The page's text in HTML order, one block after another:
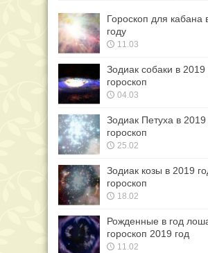
Гороскоп для кабана
году
11.03
Зодиак собаки в 2019
гороскоп
04.03
Зодиак Петуха в 2019
гороскоп
25.02
Зодиак козы в 2019
гороскоп
18.02
Рожденные в год
гороскоп 2019 год
11.02